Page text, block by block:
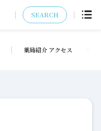
SEARCH
薬局紹介 アクセス